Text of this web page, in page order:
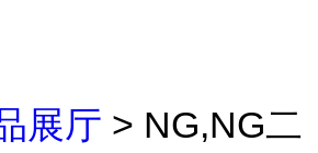
展厅 > NG,NG二